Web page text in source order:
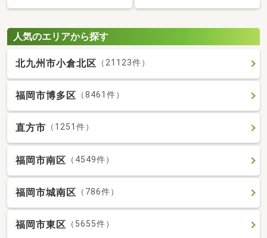
人気のエリアから探す
北九州市小倉北区 （21123件）
福岡市博多区 （8461件）
直方市 （1251件）
福岡市南区 （4549件）
福岡市城南区 （786件）
福岡市東区 （5655件）